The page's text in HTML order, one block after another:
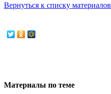
Вернуться к списку материалов
Материалы по теме